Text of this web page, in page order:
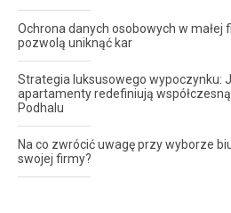
Ochrona danych osobowych w małej
pozwolą uniknąć kar
Strategia luksusowego wypoczynku:
apartamenty redefiniują
Podhalu
Na co zwrócić uwagę przy wyborze
swojej firmy?